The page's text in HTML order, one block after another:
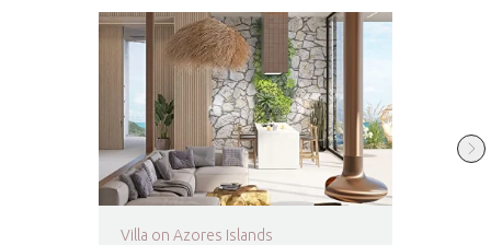
Villa on Azores Islands